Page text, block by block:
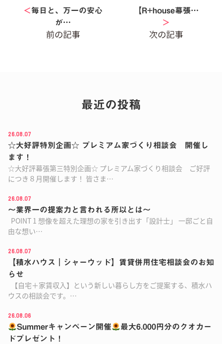
＜毎日と、万一の安心
が…
【R+house幕張…
＞
最近の投稿
26.08.07
☆大好評特別企画☆ プレミアム家づくり相談会 開催し
ます！
☆大好評幕張第三特別企画☆ プレミアム家づくり相談会 ご好評
につき８月開催します！ 皆さま…
26.08.07
～業界一の提案力と言われる所以とは～
POINT 1 想像を超えた理想の家を引き出す「設計士」 一邸ごと自
由な想い…
26.08.07
【積水ハウス｜シャーウッド】賃貸併用住宅相談会のお知
らせ
【自宅＋家賃収入】という新しい暮らし方をご提案する、積水ハ
ウスの相談会です。…
26.08.06
Summerキャンペーン開催
最大6.000円分のクオカー
ドプレゼント！